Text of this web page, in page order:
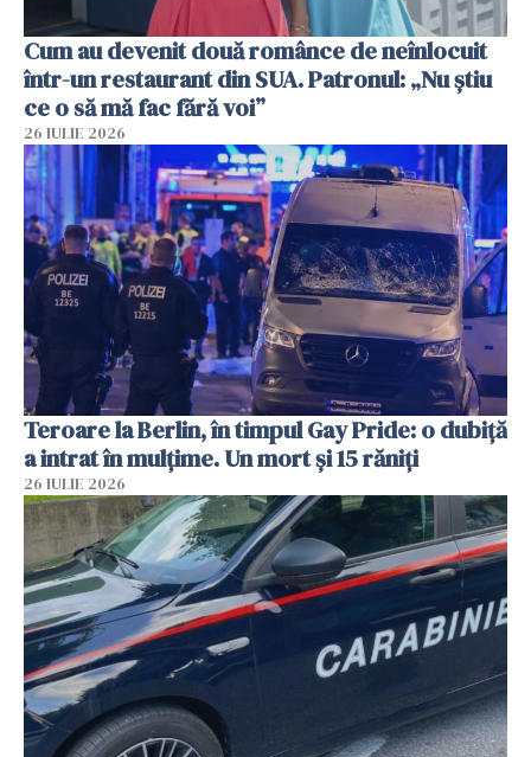
Cum au devenit două românce de neînlocuit
într-un restaurant din SUA. Patronul: „Nu știu
ce o să mă fac fără voi”
26 IULIE 2026
Teroare la Berlin, în timpul Gay Pride: o dubiță
a intrat în mulțime. Un mort și 15 răniți
26 IULIE 2026